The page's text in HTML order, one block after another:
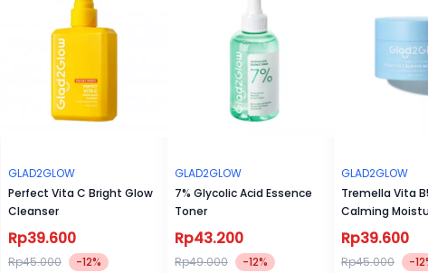
GLAD2GLOW
Perfect Vita C Bright Glow
Cleanser
Rp39.600
Rp45.000 -12%
GLAD2GLOW
7% Glycolic Acid Essence
Toner
Rp43.200
Rp49.000 -12%
GLAD2GLOW
Tremella Vita
Calming
Rp39.600
Rp45.000 -